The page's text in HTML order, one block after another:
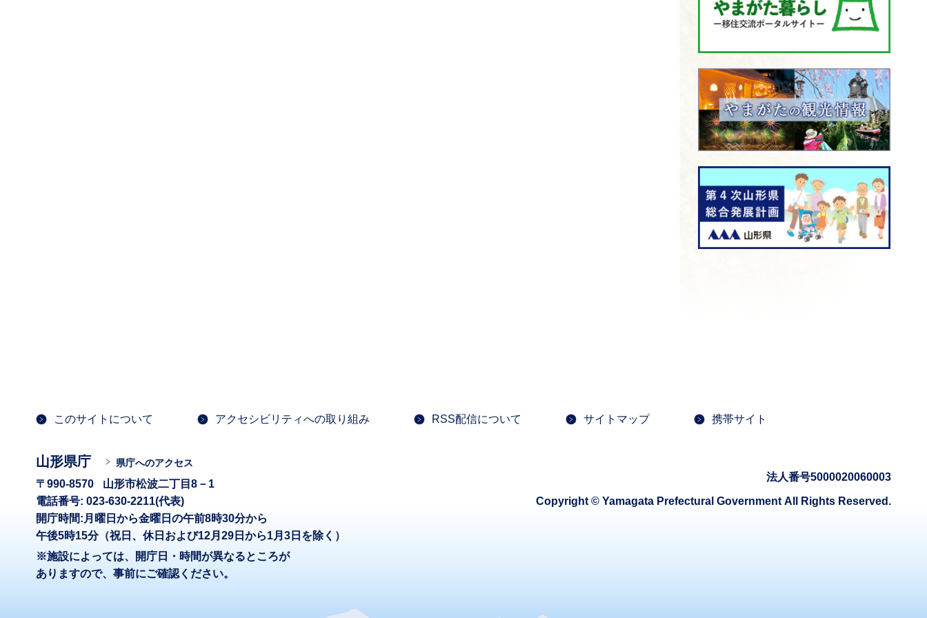
このサイトについて アクセシビリティへの取り組み RSS配信について サイトマップ 携帯サイト
山形県庁 県庁へのアクセス
〒990-8570
山形市松波二丁目8－1
電話番号: 023-630-2211(代表)
開庁時間:月曜日から金曜日の午前8時30分から
午後5時15分（祝日、休日および12月29日から1月3日を除く）
※施設によっては、開庁日・時間が異なるところが
ありますので、事前にご確認ください。
法人番号5000020060003
Copyright © Yamagata Prefectural Government All Rights Reserved.